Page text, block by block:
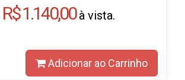
R$ 1.140,00à vista.
Adicionar ao Carrinho